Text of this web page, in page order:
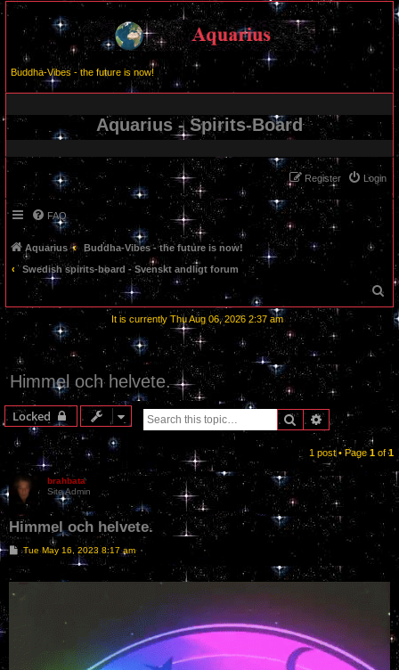
Buddha-Vibes - the future is now!
Aquarius - Spirits-Board
Login
Register
FAQ
Aquarius
Buddha-Vibes - the future is now!
Swedish spirits-board - Svenskt andligt forum
It is currently Thu Aug 06, 2026 2:37 am
Himmel och helvete.
Locked SearchAdvanced
1 post • Page1of1
brahbata
Site Admin
Himmel och helvete.
P
o
s
t
Tue May 16, 2023 8:17 am